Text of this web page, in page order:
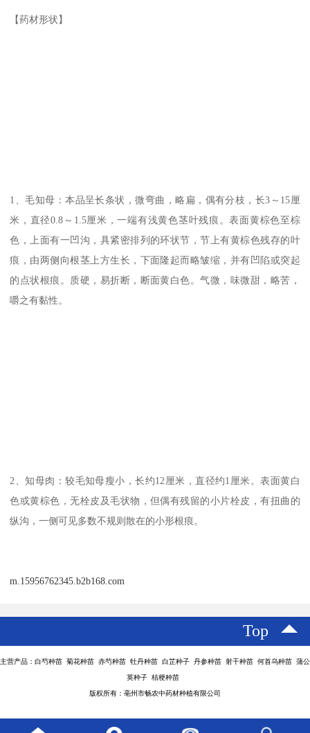
【药材形状】
1、毛知母：本品呈长条状，微弯曲，略扁，偶有分枝，长3～15厘
米，直径0.8～1.5厘米，一端有浅黄色茎叶残痕。表面黄棕色至棕
色，上面有一凹沟，具紧密排列的环状节，节上有黄棕色残存的叶
痕，由两侧向根茎上方生长，下面隆起而略皱缩，并有凹陷或突起
的点状根痕。质硬，易折断，断面黄白色。气微，味微甜，略苦，
嚼之有黏性。
2、知母肉：较毛知母瘦小，长约12厘米，直径约1厘米。表面黄白
色或黄棕色，无栓皮及毛状物，但偶有残留的小片栓皮，有扭曲的
纵沟，一侧可见多数不规则散在的小形根痕。
m.15956762345.b2b168.com
Top
主营产品：白芍种苗 菊花种苗 赤芍种苗 牡丹种苗 白芷种子 丹参种苗 射干种苗 何首乌种苗 蒲公
英种子 桔梗种苗
版权所有：亳州市畅农中药材种植有限公司